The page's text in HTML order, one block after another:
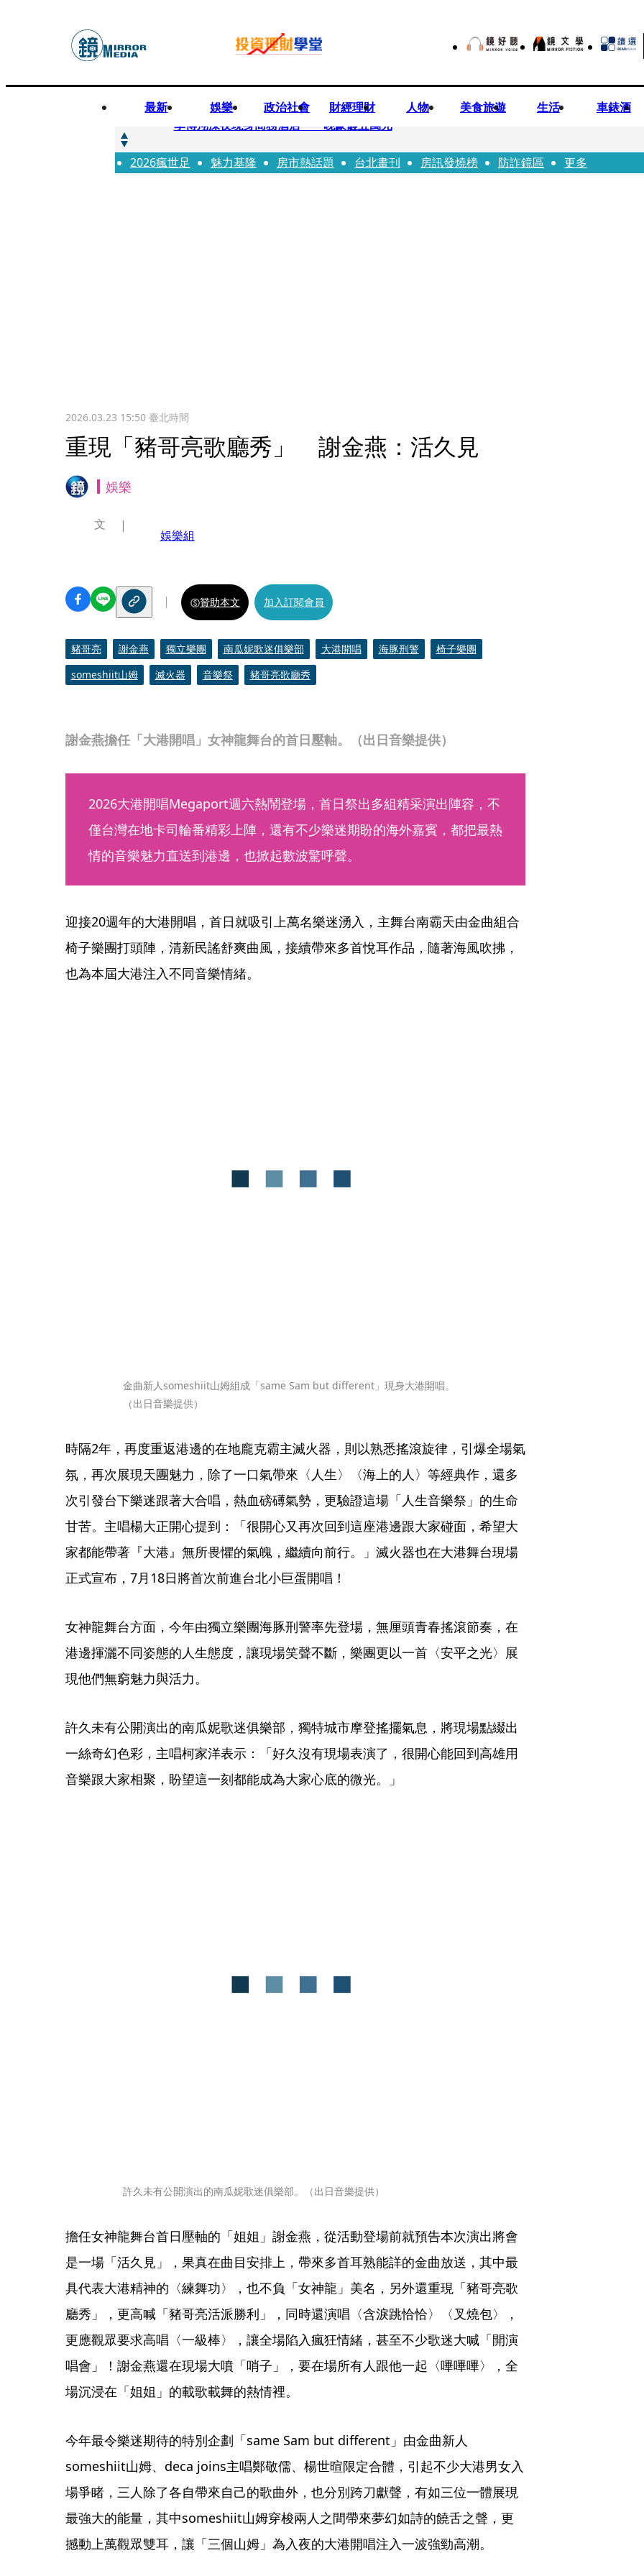
最新 娛樂 政治社會 財經理財 人物 美食旅遊 生活 車錶酒
快訊
李博翔深夜現身商務酒店 一晚豪砸五萬元
快訊
71萬粉YouTuber驟逝！被發現「陳屍同居女友住處」享年36歲 生前曾爆染毒、家暴前妻
2026瘋世足 魅力基隆 房市熱話題 台北畫刊 房訊發燒榜 防詐鏡區 更多
2026.03.23 15:50臺北時間
重現「豬哥亮歌廳秀」 謝金燕：活久見
娛樂
謝金燕擔任「大港開唱」女神龍舞台的首日壓軸。（出日音樂提供）
文
娛樂組
贊助本文 加入訂閱會員
豬哥亮 謝金燕 獨立樂團 南瓜妮歌迷俱樂部 大港開唱 海豚刑警
椅子樂團
someshiit山姆
滅火器 音樂祭 豬哥亮歌廳秀
2026大港開唱Megaport週六熱鬧登場，首日祭出多組精采演出陣容，不
僅台灣在地卡司輪番精彩上陣，還有不少樂迷期盼的海外嘉賓，都把最熱
情的音樂魅力直送到港邊，也掀起數波驚呼聲。
迎接20週年的大港開唱，首日就吸引上萬名樂迷湧入，主舞台南霸天由金曲組合
椅子樂團打頭陣，清新民謠舒爽曲風，接續帶來多首悅耳作品，隨著海風吹拂，
也為本屆大港注入不同音樂情緒。
金曲新人someshiit山姆組成「same Sam but different」現身大港開唱。
（出日音樂提供）
時隔2年，再度重返港邊的在地龐克霸主滅火器，則以熟悉搖滾旋律，引爆全場氣
氛，再次展現天團魅力，除了一口氣帶來〈人生〉〈海上的人〉等經典作，還多
次引發台下樂迷跟著大合唱，熱血磅礡氣勢，更驗證這場「人生音樂祭」的生命
甘苦。主唱楊大正開心提到：「很開心又再次回到這座港邊跟大家碰面，希望大
家都能帶著『大港』無所畏懼的氣魄，繼續向前行。」滅火器也在大港舞台現場
正式宣布，7月18日將首次前進台北小巨蛋開唱！
女神龍舞台方面，今年由獨立樂團海豚刑警率先登場，無厘頭青春搖滾節奏，在
港邊揮灑不同姿態的人生態度，讓現場笑聲不斷，樂團更以一首〈安平之光〉展
現他們無窮魅力與活力。
許久未有公開演出的南瓜妮歌迷俱樂部，獨特城市摩登搖擺氣息，將現場點綴出
一絲奇幻色彩，主唱柯家洋表示：「好久沒有現場表演了，很開心能回到高雄用
音樂跟大家相聚，盼望這一刻都能成為大家心底的微光。」
許久未有公開演出的南瓜妮歌迷俱樂部。（出日音樂提供）
擔任女神龍舞台首日壓軸的「姐姐」謝金燕，從活動登場前就預告本次演出將會
是一場「活久見」，果真在曲目安排上，帶來多首耳熟能詳的金曲放送，其中最
具代表大港精神的〈練舞功〉，也不負「女神龍」美名，另外還重現「豬哥亮歌
廳秀」，更高喊「豬哥亮活派勝利」，同時還演唱〈含淚跳恰恰〉〈叉燒包〉，
更應觀眾要求高唱〈一級棒〉，讓全場陷入瘋狂情緒，甚至不少歌迷大喊「開演
唱會」！謝金燕還在現場大噴「哨子」，要在場所有人跟他一起〈嗶嗶嗶〉，全
場沉浸在「姐姐」的載歌載舞的熱情裡。
今年最令樂迷期待的特別企劃「same Sam but different」由金曲新人
someshiit山姆、deca joins主唱鄭敬儒、楊世暄限定合體，引起不少大港男女入
場爭睹，三人除了各自帶來自己的歌曲外，也分別跨刀獻聲，有如三位一體展現
最強大的能量，其中someshiit山姆穿梭兩人之間帶來夢幻如詩的饒舌之聲，更
撼動上萬觀眾雙耳，讓「三個山姆」為入夜的大港開唱注入一波強勁高潮。